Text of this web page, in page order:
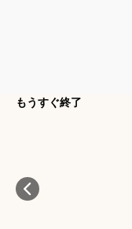
もうすぐ終了